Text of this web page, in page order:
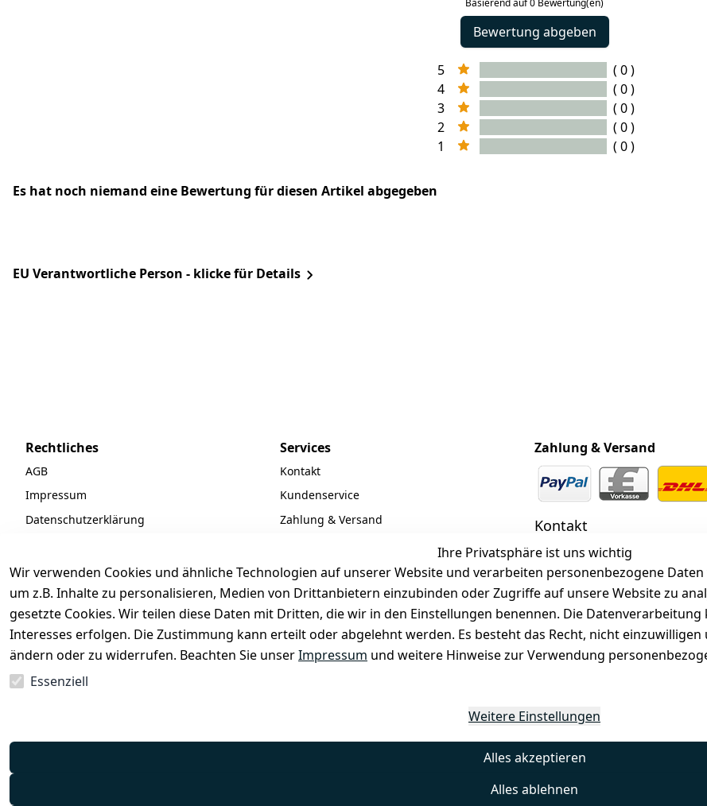
Basierend auf 0 Bewertung(en)
Bewertung abgeben
5
( 0 )
4
( 0 )
3
( 0 )
2
( 0 )
1
( 0 )
Es hat noch niemand eine Bewertung für diesen Artikel abgegeben
EU Verantwortliche Person - klicke für Details
Ihre Privatsphäre ist uns wichtig
Wir verwenden Cookies und ähnliche Technologien auf unserer Website und verarbeiten personenbezogene
um z.B. Inhalte zu personalisieren, Medien von Drittanbietern einzubinden oder Zugriffe auf unsere Website zu
gesetzte Cookies. Wir teilen diese Daten mit Dritten, die wir in den Einstellungen benennen. Die
Interesses erfolgen. Die Zustimmung kann erteilt oder abgelehnt werden. Es besteht das Recht, nicht
ändern oder zu widerrufen. Beachten Sie unserImpressum und weitere Hinweise zur Verwendung
Essenziell
Weitere Einstellungen
Alles akzeptieren
Alles ablehnen
Rechtliches
AGB
Impressum
Datenschutzerklärung
Services
Kontakt
Kundenservice
Zahlung & Versand
Newsletter
Unsere Partner
FAQ
Zahlung & Versand
Kontakt
+49 (0)6185 2457
Mail: info@selected-
Unter den Weingärten 42
63546 Hammersbach